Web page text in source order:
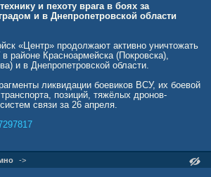
и пехоту врага в боях за
и в Днепропетровской области
«Центр» продолжают активно уничтожать
районе Красноармейска (Покровска),
и в Днепропетровской области.
ликвидации боевиков ВСУ, их боевой
позиций, тяжёлых дронов-
связи за 26 апреля.
->